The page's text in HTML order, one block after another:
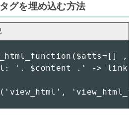
グを埋め込む方法
,
'. $content .' ->